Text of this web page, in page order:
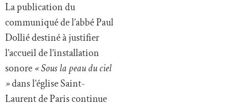
La publication du
communiqué de l’abbé Paul
Dollié destiné à justifier
l’accueil de l’installation
sonore« Sous la peau du ciel
»dans l’église Saint-
Laurent de Paris continue